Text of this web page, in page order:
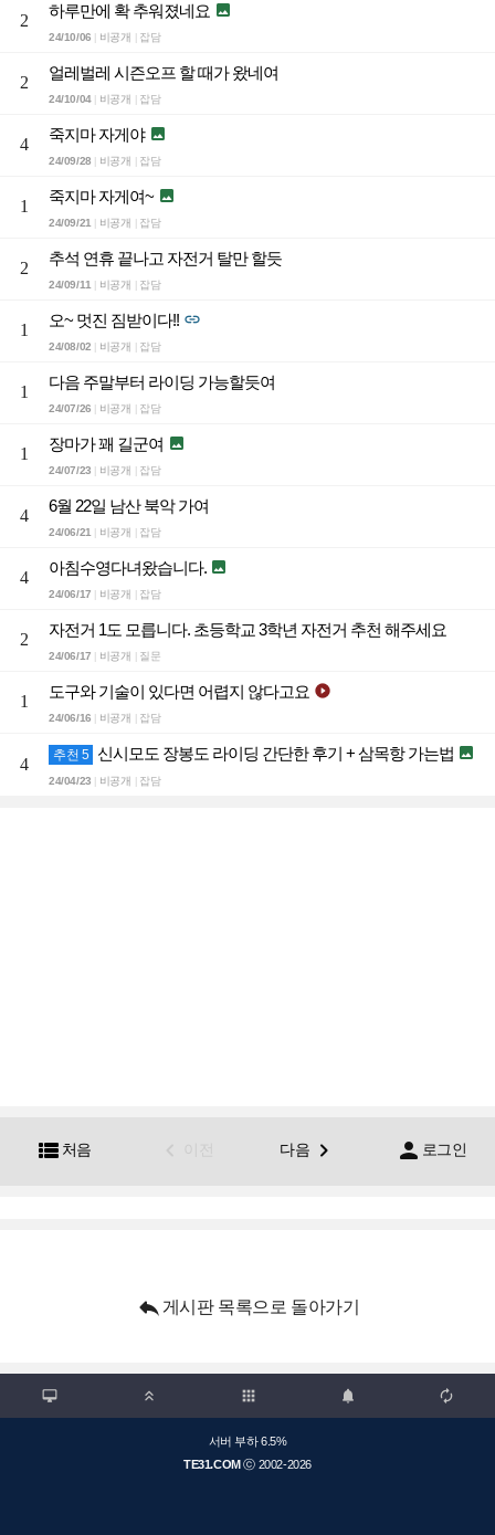
2
하루만에 확 추워졌네요 
24/10/06 비공개 잡담
2
얼레벌레 시즌오프 할 때가 왔네여
24/10/04| 비공개 잡담
4
죽지마 자게야 
24/09/28 비공개 잡담
1
죽지마 자게여~ 
24/09/21| 비공개 잡담
2
추석 연휴 끝나고 자전거 탈만 할듯
24/09/11| 비공개 잡담
1
오~ 멋진 짐받이다!! 
24/08/02 비공개 잡담
1
다음 주말부터 라이딩 가능할듯여
24/07/26 비공개 잡담
1
장마가 꽤 길군여 
24/07/23 비공개 잡담
4
6월 22일 남산 북악 가여
24/06/21| 비공개 잡담
4
아침수영다녀왔습니다. 
24/06/17 비공개 잡담
2
자전거 1도 모릅니다. 초등학교 3학년 자전거 추천 해주세요
24/06/17 비공개 질문
1
도구와 기술이 있다면 어렵지 않다고요 
24/06/16 비공개 잡담
4 추천 5 신시모도 장봉도 라이딩 간단한 후기 + 삼목항 가는법 
24/04/23 비공개 잡담
 처음 다음   로그인
 게시판 목록으로 돌아가기
  apps  
서버 부하 6.5%
TE31.COMⓒ 2002-2026